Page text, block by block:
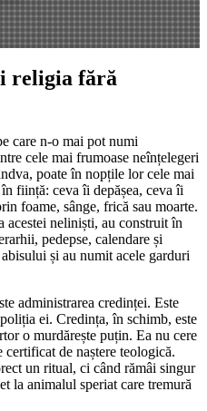
religia fără
care n-o mai pot numi
cele mai frumoase neînțelegeri
poate în nopțile lor cele mai
ființă: ceva îi depășea, ceva îi
foame, sânge, frică sau moarte.
acestei neliniști, au construit în
pedepse, calendare și
și au numit acele garduri
administrarea credinței. Este
ei. Credința, în schimb, este
o murdărește puțin. Ea nu cere
de naștere teologică.
un ritual, ci când rămâi singur
la animalul speriat care tremură